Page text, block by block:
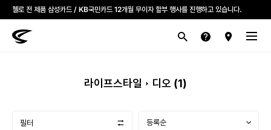
첼로 전 제품 삼성카드 / KB국민카드 12개월 무이자 할부 행사를 진행하고 있습니다.
라이프스타일 디오 (1)
필터